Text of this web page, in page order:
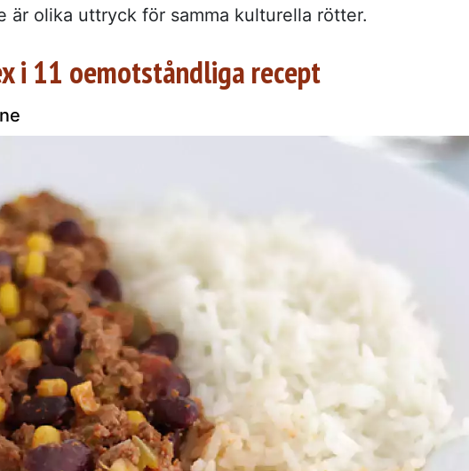
är olika uttryck för samma kulturella rötter.
i 11 oemotståndliga recept